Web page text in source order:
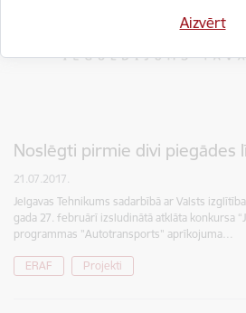
Aizvērt
Noslēgti pirmie divi piegādes
21.07.2017.
Jelgavas Tehnikums sadarbībā ar Valsts
gada 27. februārī izsludinātā atklāta konkursa
programmas "Autotransports" aprīkojuma…
ERAF Projekti